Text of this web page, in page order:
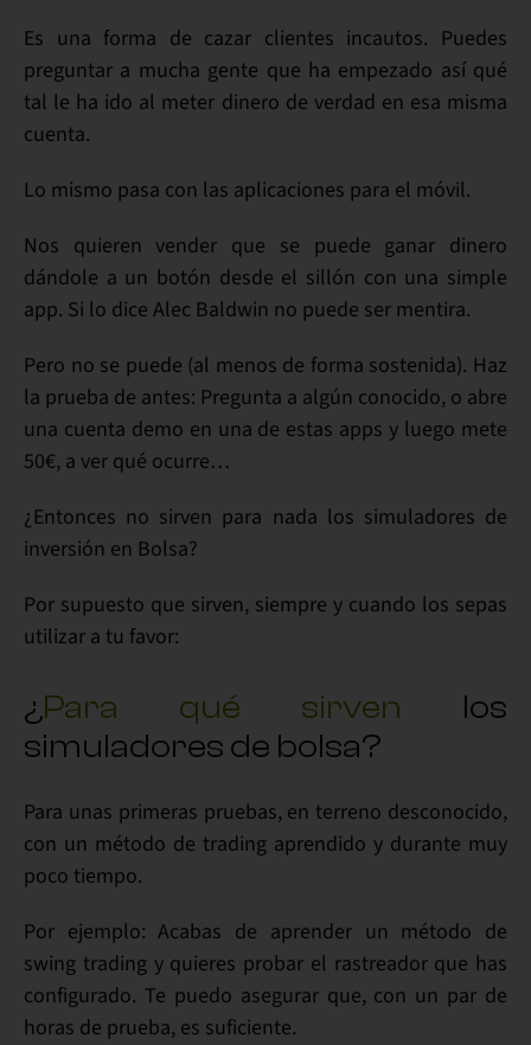
Es una forma de cazar clientes incautos. Puedes
preguntar a mucha gente que ha empezado así qué
tal le ha ido al meter dinero de verdad en esa misma
cuenta.
Lo mismo pasa con las aplicaciones para el móvil.
Nos quieren vender que se puede ganar dinero
dándole a un botón desde el sillón con una simple
app. Si lo dice Alec Baldwin no puede ser mentira.
Pero no se puede (al menos de forma sostenida). Haz
la prueba de antes: Pregunta a algún conocido, o abre
una cuenta demo en una de estas apps y luego mete
50€, a ver qué ocurre…
¿Entonces no sirven para nada los simuladores de
inversión en Bolsa?
Por supuesto que sirven, siempre y cuando los sepas
utilizar a tu favor:
¿Para qué sirven los
simuladores de bolsa?
Para unas primeras pruebas, en terreno desconocido,
con un método de trading aprendido y durante muy
poco tiempo.
Por ejemplo:Acabas de aprender un método de
swing trading y quieres probar el rastreadorque has
configurado. Te puedo asegurar que, con un par de
horas de prueba, es suficiente.